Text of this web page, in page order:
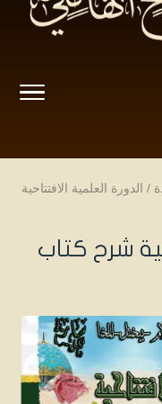
/ الدورة العلمية الافتتاحية
شرح كتاب